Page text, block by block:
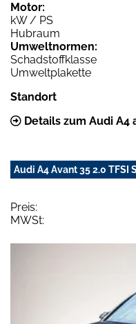
Motor:
kW / PS
Hubraum
Umweltnormen:
Schadstoffklasse
Umweltplakette
Standort
Details zum Audi A4
Audi A4 Avant 35 2.0 TFSI
Preis:
MWSt: